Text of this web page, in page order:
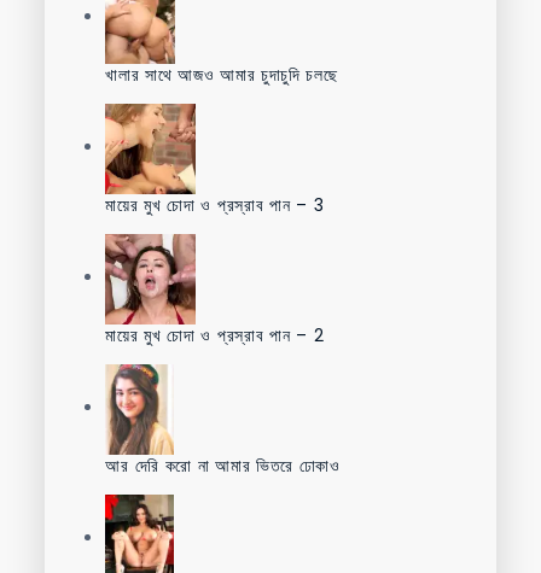
খালার সাথে আজও আমার চুদাচুদি চলছে
মায়ের মুখ চোদা ও প্রস্রাব পান – 3
মায়ের মুখ চোদা ও প্রস্রাব পান – 2
আর দেরি করো না আমার ভিতরে ঢোকাও